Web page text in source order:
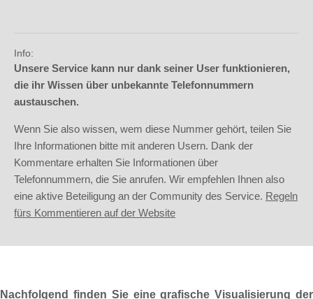
Info:
Unsere Service kann nur dank seiner User funktionieren,
die ihr Wissen über unbekannte Telefonnummern
austauschen.
Wenn Sie also wissen, wem diese Nummer gehört, teilen Sie
Ihre Informationen bitte mit anderen Usern. Dank der
Kommentare erhalten Sie Informationen über
Telefonnummern, die Sie anrufen. Wir empfehlen Ihnen also
eine aktive Beteiligung an der Community des Service. Regeln
fürs Kommentieren auf der Website
Nachfolgend finden Sie eine grafische Visualisierung der